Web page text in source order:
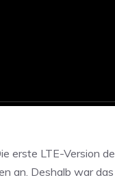
erste LTE-Version
an. Deshalb war